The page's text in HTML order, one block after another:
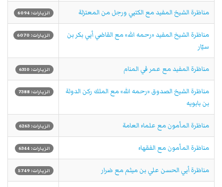
مناظرة الشيخ المفيد مع الكتبي ورجل من المعتزلة الزيارات: 6094
مناظرة الشيخ المفيد «رحمه الله» مع القاضي أبي بكر بن
سيّار
الزيارات: 6070
مناظرة المفيد مع عمر في المنام الزيارات: 6310
مناظرة الشيخ الصدوق «رحمه الله» مع الملك ركن الدولة
بن بابويه
الزيارات: 7388
مناظرة المأمون مع علماء العامة الزيارات: 6263
مناظرة المأمون مع الفقهاء الزيارات: 6344
مناظرة أبي الحسن علي بن ميثم مع ضرار الزيارات: 5749